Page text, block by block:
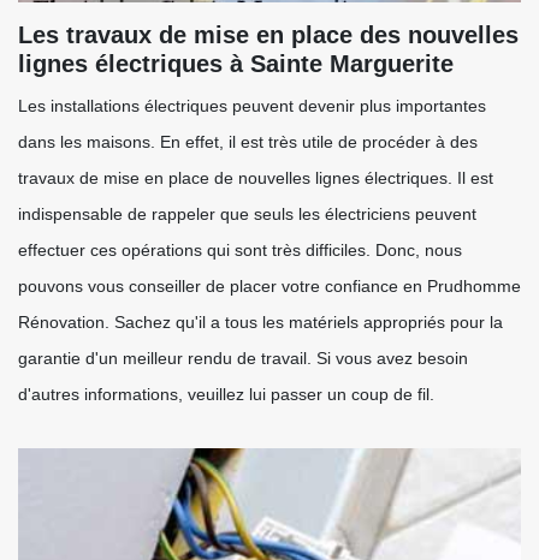
Les travaux de mise en place des nouvelles
lignes électriques à Sainte Marguerite
Les installations électriques peuvent devenir plus importantes
dans les maisons. En effet, il est très utile de procéder à des
travaux de mise en place de nouvelles lignes électriques. Il est
indispensable de rappeler que seuls les électriciens peuvent
effectuer ces opérations qui sont très difficiles. Donc, nous
pouvons vous conseiller de placer votre confiance en Prudhomme
Rénovation. Sachez qu'il a tous les matériels appropriés pour la
garantie d'un meilleur rendu de travail. Si vous avez besoin
d'autres informations, veuillez lui passer un coup de fil.